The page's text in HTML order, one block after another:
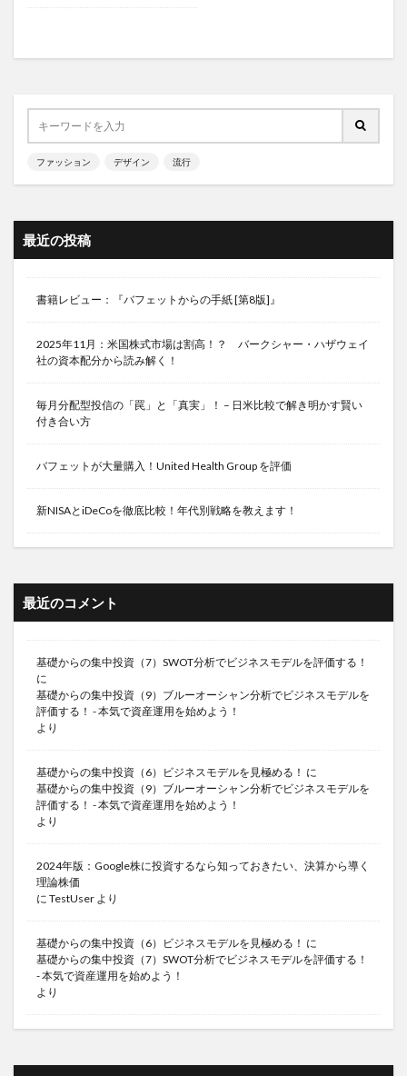
ファッション デザイン 流行
最近の投稿
書籍レビュー：『バフェットからの手紙 [第8版]』
2025年11月：米国株式市場は割高！？ バークシャー・ハザウェイ
社の資本配分から読み解く！
毎月分配型投信の「罠」と「真実」！ – 日米比較で解き明かす賢い
付き合い方
バフェットが大量購入！United Health Group を評価
新NISAとiDeCoを徹底比較！年代別戦略を教えます！
最近のコメント
基礎からの集中投資（7）SWOT分析でビジネスモデルを評価する！
に
基礎からの集中投資（9）ブルーオーシャン分析でビジネスモデルを
評価する！ - 本気で資産運用を始めよう！
より
基礎からの集中投資（6）ビジネスモデルを見極める！ に
基礎からの集中投資（9）ブルーオーシャン分析でビジネスモデルを
評価する！ - 本気で資産運用を始めよう！
より
2024年版：Google株に投資するなら知っておきたい、決算から導く
理論株価
に TestUser より
基礎からの集中投資（6）ビジネスモデルを見極める！ に
基礎からの集中投資（7）SWOT分析でビジネスモデルを評価する！
- 本気で資産運用を始めよう！
より